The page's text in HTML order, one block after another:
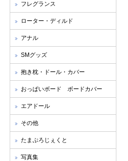
フレグランス
ローター・ディルド
アナル
SMグッズ
抱き枕・ドール・カバー
おっぱいボード ボードカバー
エアドール
その他
たまぷろじぇくと
写真集